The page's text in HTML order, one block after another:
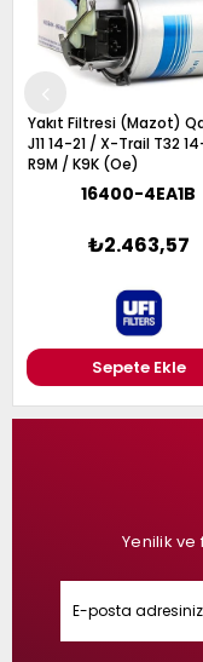
Yakıt Filtresi (Mazot)
J11 14-21 / X-Trail T32
R9M / K9K (Oe)
16400-4EA1B
₺2.463,57
Sepete Ekle
Yenilik ve